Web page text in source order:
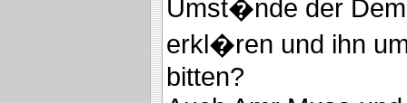
Umst�nde der
erkl�ren und ihn
bitten?